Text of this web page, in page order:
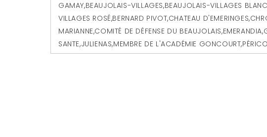
GAMAY,BEAUJOLAIS-VILLAGES,BEAUJOLAIS-VILLAGES BLANC
VILLAGES ROSÉ,BERNARD PIVOT,CHATEAU D'EMERINGES,
MARIANNE,COMITÉ DE DÉFENSE DU BEAUJOLAIS,EMERANDIA,
SANTE,JULIENAS,MEMBRE DE L'ACADÉMIE GONCOURT,